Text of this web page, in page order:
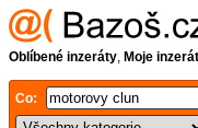
Oblíbené inzeráty, Moje
Co: